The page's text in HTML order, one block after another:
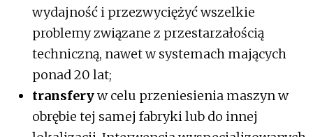
wydajność i przezwyciężyć wszelkie
problemy związane z przestarzałością
techniczną, nawet w systemach mających
ponad 20 lat;
transferyw celu przeniesienia maszyn w
obrębie tej samej fabryki lub do innej